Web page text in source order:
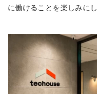
に働けることを楽しみに